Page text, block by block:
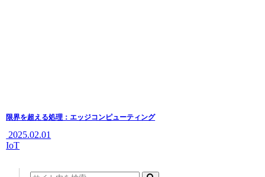
限界を超える処理：エッジコンピューティング
2025.02.01
IoT